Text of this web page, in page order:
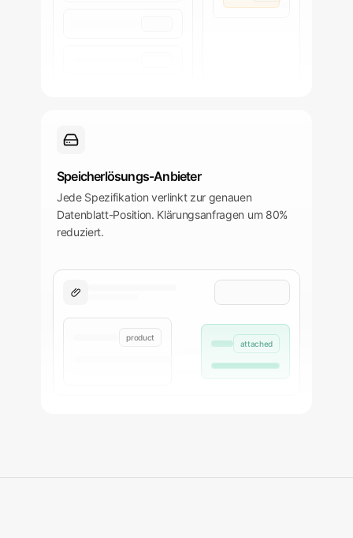
Speicherlösungs-Anbieter
Jede Spezifikation verlinkt zur genauen
Datenblatt-Position. Klärungsanfragen um 80%
reduziert.
product
attached